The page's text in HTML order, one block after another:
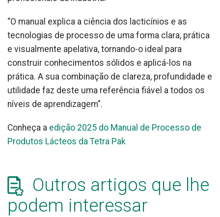
“O manual explica a ciência dos lacticínios e as
tecnologias de processo de uma forma clara, prática
e visualmente apelativa, tornando-o ideal para
construir conhecimentos sólidos e aplicá-los na
prática. A sua combinação de clareza, profundidade e
utilidade faz deste uma referência fiável a todos os
níveis de aprendizagem".
Conheça a edição 2025 do Manual de Processo de
Produtos Lácteos da Tetra Pak
Outros artigos que lhe
podem interessar